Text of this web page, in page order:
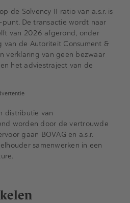
de Solvency II ratio van a.s.r. is
De transactie wordt naar
van 2026 afgerond, onder
de Autoriteit Consument &
verklaring van geen bezwaar
het adviestraject van de
distributie van
worden door de vertrouwde
gaan BOVAG en a.s.r.
samenwerken in een